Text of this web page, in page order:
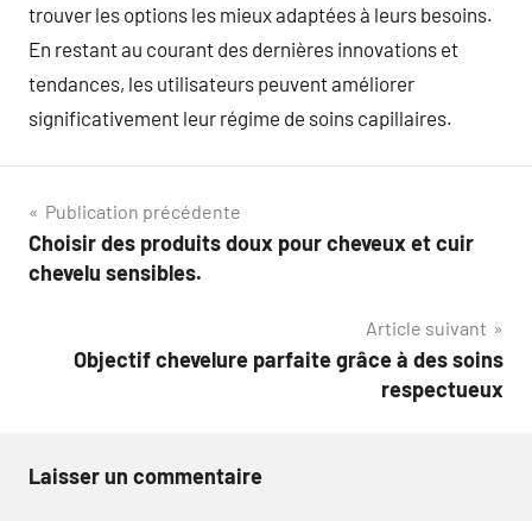
trouver les options les mieux adaptées à leurs besoins.
En restant au courant des dernières innovations et
tendances, les utilisateurs peuvent améliorer
significativement leur régime de soins capillaires.
Navigation
de
Publication précédente
Choisir des produits doux pour cheveux et cuir
chevelu sensibles.
Article suivant
Objectif chevelure parfaite grâce à des soins
respectueux
Laisser un commentaire